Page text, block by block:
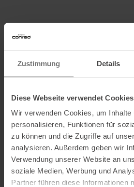
Zustimmung Details
Diese Webseite verwendet Cookies
Wir verwenden Cookies, um Inhalte
personalisieren, Funktionen für
zu können und die Zugriffe auf
analysieren. Außerdem geben wir
Verwendung unserer Website an
soziale Medien, Werbung und
Partner führen diese Informationen
Informationen zu EU Verordnung GPSR
Postanschrift des Herstellers:
Ausgezeichnet mit :
Partner von: